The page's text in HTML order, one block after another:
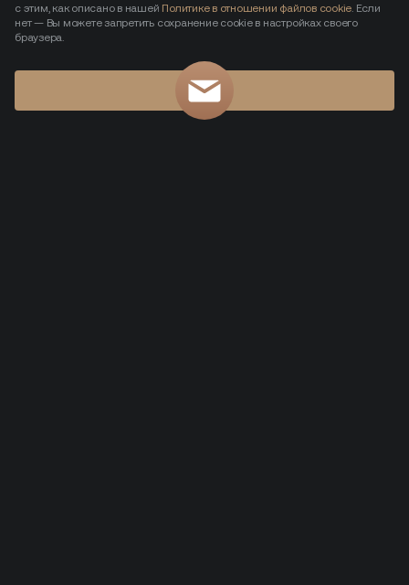
Записаться на показ
с этим, как описано в нашей Политике в отношении файлов cookie . Если
нет — Вы можете запретить сохранение cookie в настройках своего
браузера.
Хорошо